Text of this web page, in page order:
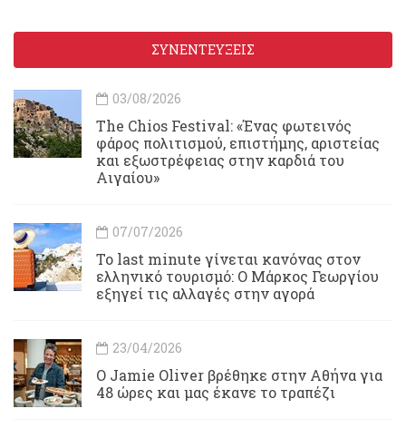
ΣΥΝΕΝΤΕΥΞΕΙΣ
03/08/2026
Τhe Chios Festival: «Ένας φωτεινός
φάρος πολιτισμού, επιστήμης, αριστείας
και εξωστρέφειας στην καρδιά του
Αιγαίου»
07/07/2026
Το last minute γίνεται κανόνας στον
ελληνικό τουρισμό: Ο Μάρκος Γεωργίου
εξηγεί τις αλλαγές στην αγορά
23/04/2026
Ο Jamie Oliver βρέθηκε στην Αθήνα για
48 ώρες και μας έκανε το τραπέζι